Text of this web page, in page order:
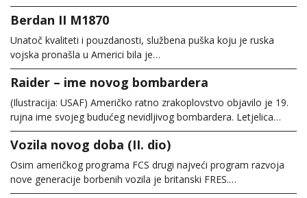
Berdan II M1870
Unatoč kvaliteti i pouzdanosti, službena puška koju je ruska
vojska pronašla u Americi bila je…
Raider – ime novog bombardera
(Ilustracija: USAF) Američko ratno zrakoplovstvo objavilo je 19.
rujna ime svojeg budućeg nevidljivog bombardera. Letjelica…
Vozila novog doba (II. dio)
Osim američkog programa FCS drugi najveći program razvoja
nove generacije borbenih vozila je britanski FRES.…